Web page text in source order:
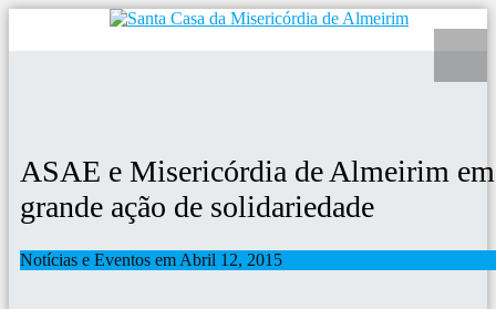
ASAE e Misericórdia de Almeirim em
grande ação de solidariedade
Notícias e Eventos em Abril 12, 2015